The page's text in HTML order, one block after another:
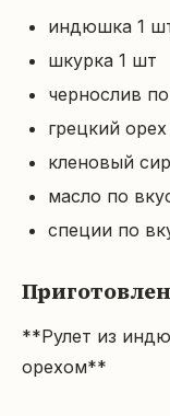
индюшка 1
шкурка 1 шт
чернослив
грецкий
кленовый
масло по
специи по
**Рулет из
орехом**